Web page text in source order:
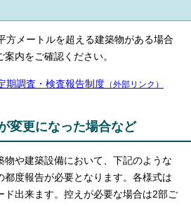
方メートルを超える建築物がある場合
内をご確認ください。
調査・検査報告制度 （外部リンク）
変更になった場合など
物や建築設備において、下記のような
都度報告が必要となります。各様式は
ド出来ます。控えが必要な場合は2部ご